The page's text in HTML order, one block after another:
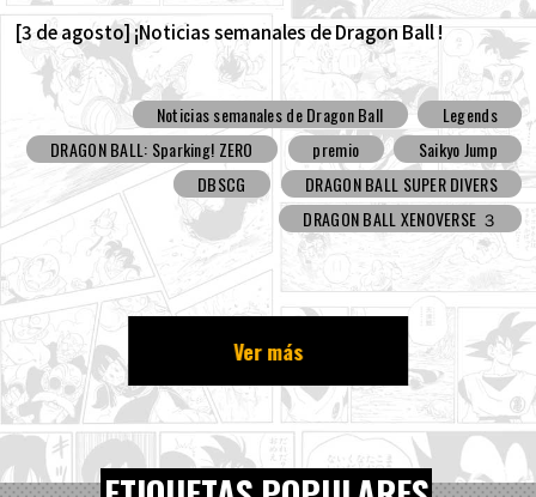
[3 de agosto] ¡Noticias semanales de Dragon Ball !
Noticias semanales de Dragon Ball
Legends
DRAGON BALL: Sparking! ZERO
premio
Saikyo Jump
DBSCG
DRAGON BALL SUPER DIVERS
DRAGON BALL XENOVERSE ３
Ver más